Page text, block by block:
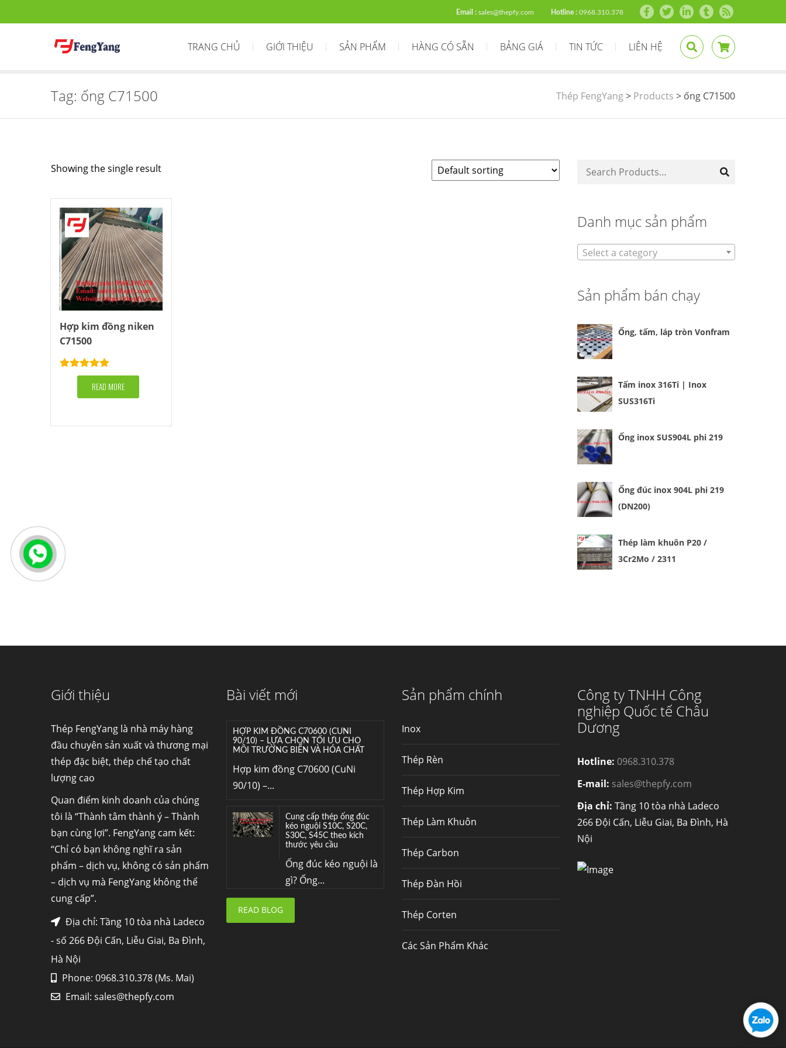
Email : sales@thepfy.com Hotline : 0968.310.378
TRANG CHỦ GIỚI THIỆU SẢN PHẨM HÀNG CÓ SẴN BẢNG GIÁ TIN TỨC LIÊN HỆ
Tag: ống C71500 Thép FengYang> Products > ống C71500
Showing the single result
Hợp kim đồng niken
C71500
Rated5.00
out of 5READ MORE
Danh mục sản phẩm
Select a category
Sản phẩm bán chạy
Ống, tấm, láp tròn Vonfram
Tấm inox 316Ti | Inox
SUS316Ti
Ống inox SUS904L phi 219
Ống đúc inox 904L phi 219
(DN200)
Thép làm khuôn P20 /
3Cr2Mo / 2311
Giới thiệu
Thép FengYang là nhà máy hàng
đầu chuyên sản xuất và thương mại
thép đặc biệt, thép chế tạo chất
lượng cao
Quan điểm kinh doanh của chúng
tôi là “Thành tâm thành ý – Thành
bạn cùng lợi”. FengYang cam kết:
“Chỉ có bạn không nghĩ ra sản
phẩm – dịch vụ, không có sản phẩm
– dịch vụ mà FengYang không thể
cung cấp”.
Địa chỉ: Tầng 10 tòa nhà Ladeco
- số 266 Đội Cấn, Liễu Giai, Ba Đình,
Hà Nội
Phone: 0968.310.378 (Ms. Mai)
Email: sales@thepfy.com
Bài viết mớiInox (thép không gỉ)
HỢP KIM ĐỒNG C70600 (CUNI
90/10) – LỰA CHỌN TỐI ƯU CHO
MÔI TRƯỜNG BIỂN VÀ HÓA CHẤT
Hợp kim đồng C70600 (CuNi
90/10) –...
Cung cấp thép ống đúc
kéo nguội S10C, S20C,
S30C, S45C theo kích
thước yêu cầu
Ống đúc kéo nguội là
gì? Ống...
nhà máy thép Hòa Phát
READ BLOG
Sản phẩm chính
Inox
Thép Rèn
Thép Hợp Kim
Thép Làm Khuôn
Thép Carbon
Thép Đàn Hồi
Thép Corten
Các Sản Phẩm Khác
Công ty TNHH Công
nghiệp Quốc tế Châu
Dương
Hotline: 0968.310.378
E-mail: sales@thepfy.com
Địa chỉ: Tầng 10 tòa nhà Ladeco
266 Đội Cấn, Liễu Giai, Ba Đình, Hà
Nội